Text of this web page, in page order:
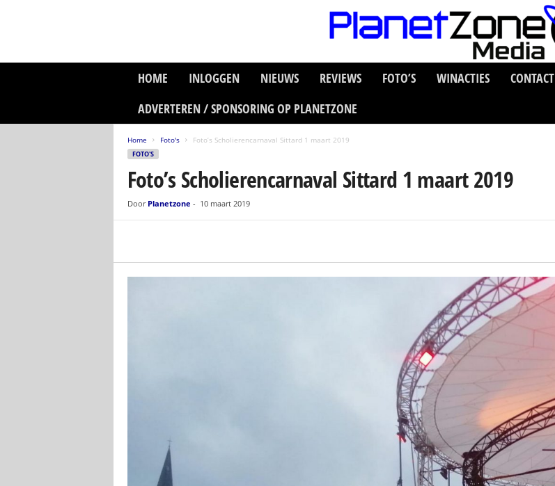
HOME INLOGGEN NIEUWS REVIEWS FOTO’S WINACTIES CONTACT
ADVERTEREN / SPONSORING OP PLANETZONE
Home Foto's Foto’s Scholierencarnaval Sittard 1 maart 2019
FOTO'S
Foto’s Scholierencarnaval Sittard 1 maart 2019
Door Planetzone - 10 maart 2019